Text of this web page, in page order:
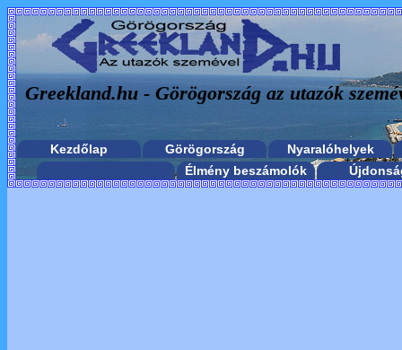
Greekland.hu - Görögország az utazók
Kezdőlap Görögország
Nyaralóhelyek
Élmény beszámolók